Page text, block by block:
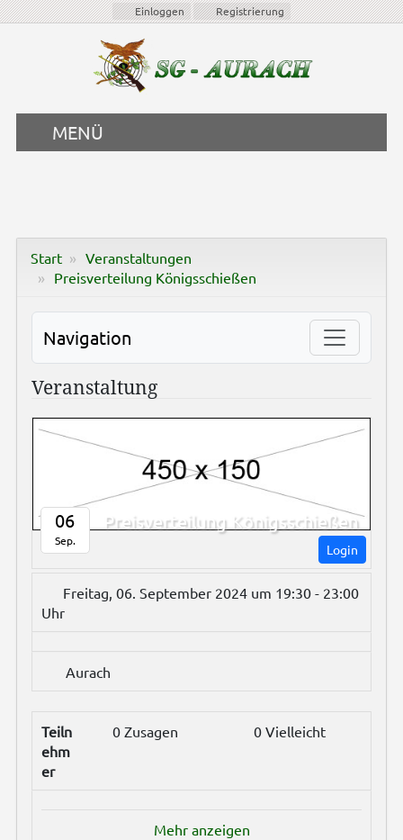
Einloggen Registrierung
MENÜ
Start
Veranstaltungen
Preisverteilung Königsschießen
Navigation
Veranstaltung
06
Sep.
Preisverteilung Königsschießen
Login
Freitag, 06. September 2024 um 19:30 - 23:00
Uhr
Aurach
Teiln
ehm
er
0 Zusagen 0 Vielleicht
Mehr anzeigen